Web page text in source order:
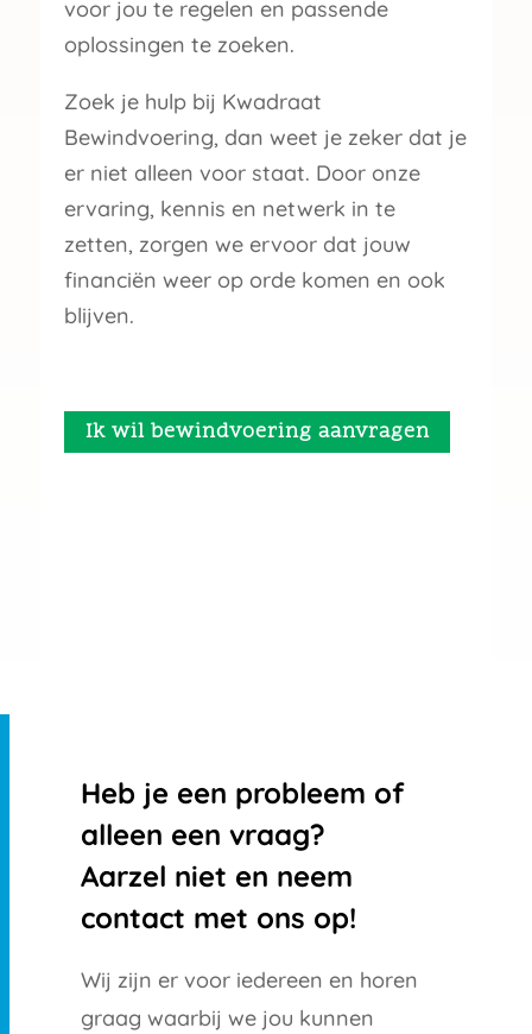
voor jou te regelen en passende
oplossingen te zoeken.
Zoek je hulp bij Kwadraat
Bewindvoering, dan weet je zeker dat je
er niet alleen voor staat. Door onze
ervaring, kennis en netwerk in te
zetten, zorgen we ervoor dat jouw
financiën weer op orde komen en ook
blijven.
Ik wil bewindvoering aanvragen
Heb je een probleem of
alleen een vraag?
Aarzel niet en neem
contact met ons op!
Wij zijn er voor iedereen en horen
graag waarbij we jou kunnen